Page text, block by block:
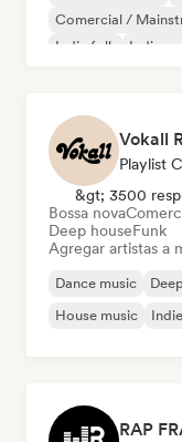
Comercial /
Indie folk
Indie pop
Vokall
Playlist
&gt; 3500
Bossa nova
Deep houseFunk
Agregar artistas a
Dance music
House music